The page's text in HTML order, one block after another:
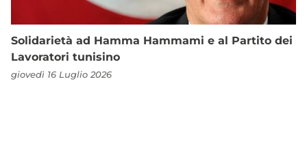
Solidarietà ad Hamma Hammami e al Partito dei
Lavoratori tunisino
giovedì 16 Luglio 2026